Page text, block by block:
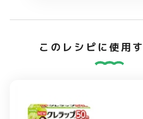
このレシピに使用